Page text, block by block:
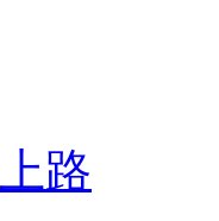
路